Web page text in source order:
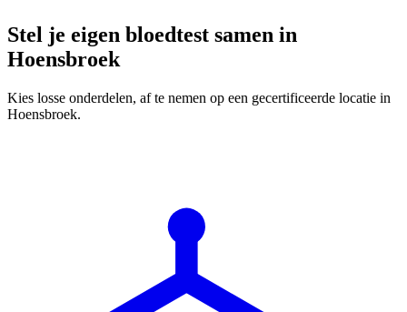
Stel je eigen bloedtest samen in
Hoensbroek
Kies losse onderdelen, af te nemen op een gecertificeerde locatie in
Hoensbroek.